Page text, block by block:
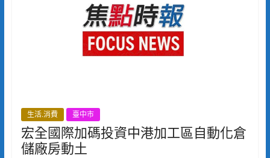
生活.消費 臺中市
宏全國際加碼投資中港加工區自動化倉
儲廠房動土